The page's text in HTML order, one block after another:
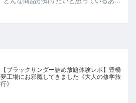
【ブラックサンダー詰め放題体験レポ】豊橋
夢工場にお邪魔してきました《大人の修学旅
行》